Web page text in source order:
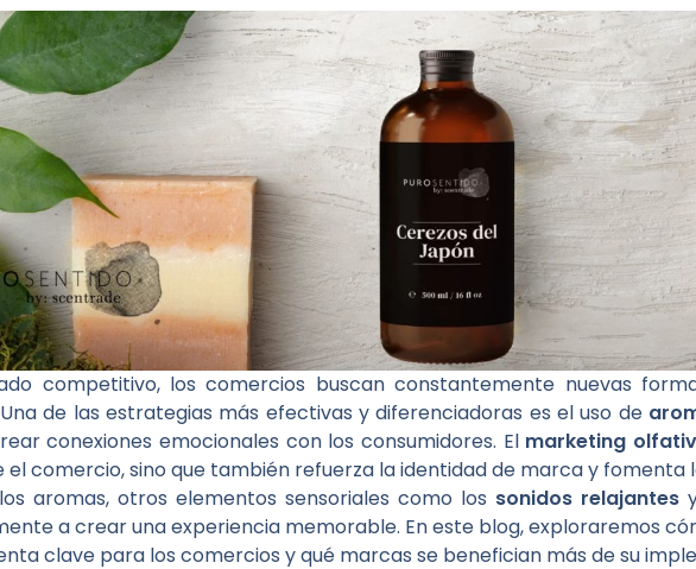
competitivo, los comercios buscan constantemente nuevas
de las estrategias más efectivas y diferenciadoras es el uso de
conexiones emocionales con los consumidores. El marketing
el comercio, sino que también refuerza la identidad de marca y fomenta
aromas, otros elementos sensoriales como los sonidos relajantes
a crear una experiencia memorable. En este blog, exploraremos
clave para los comercios y qué marcas se benefician más de su